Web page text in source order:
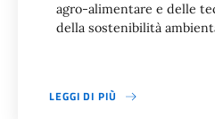
agro-alimentare e delle
della sostenibilità
LEGGI DI PIÙ